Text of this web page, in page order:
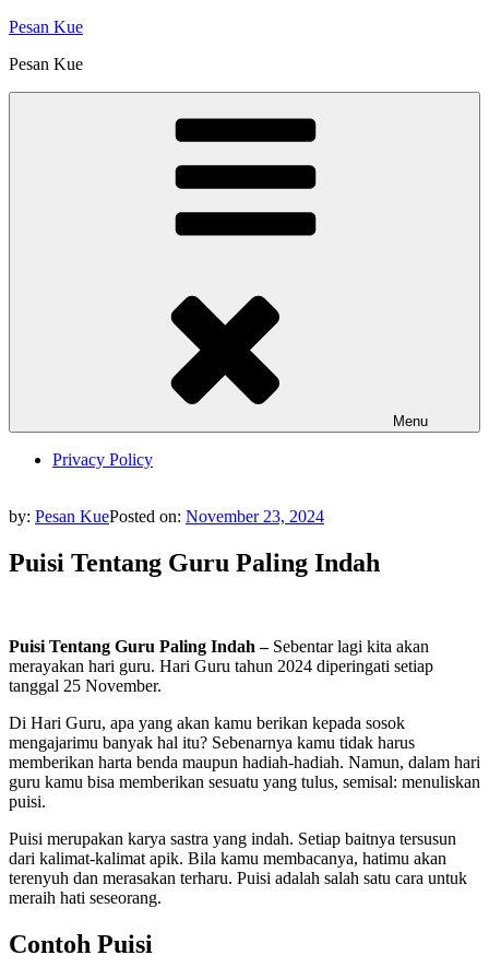
Skip
content
Pesan Kue
Pesan Kue
Menu
Privacy Policy
by: Pesan KuePosted on: November 23, 2024
Puisi Tentang Guru Paling Indah
Puisi Tentang Guru Paling Indah – Sebentar lagi kita akan
merayakan hari guru. Hari Guru tahun 2024 diperingati setiap
tanggal 25 November.
Di Hari Guru, apa yang akan kamu berikan kepada sosok
mengajarimu banyak hal itu? Sebenarnya kamu tidak harus
memberikan harta benda maupun hadiah-hadiah. Namun, dalam hari
guru kamu bisa memberikan sesuatu yang tulus, semisal: menuliskan
puisi.
Puisi merupakan karya sastra yang indah. Setiap baitnya tersusun
dari kalimat-kalimat apik. Bila kamu membacanya, hatimu akan
terenyuh dan merasakan terharu. Puisi adalah salah satu cara untuk
meraih hati seseorang.
Contoh Puisi